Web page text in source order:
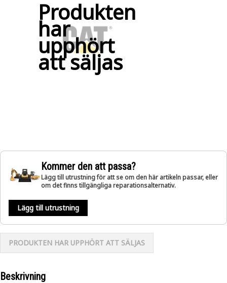
Produkten
har
upphört
att säljas
Kommer den att passa?
Lägg till utrustning för att se om den här artikeln passar, eller
om det finns tillgängliga reparationsalternativ.
Lägg till utrustning
PRODUKTEN HAR UPPHÖRT ATT SÄLJAS
Beskrivning